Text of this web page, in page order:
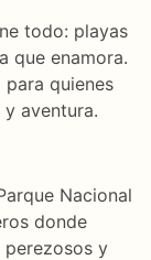
todo: playas
que enamora.
quienes
aventura.
Nacional
donde
perezosos y